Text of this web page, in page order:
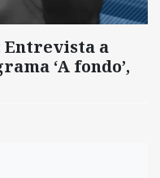
Entrevista a
‘A fondo’,